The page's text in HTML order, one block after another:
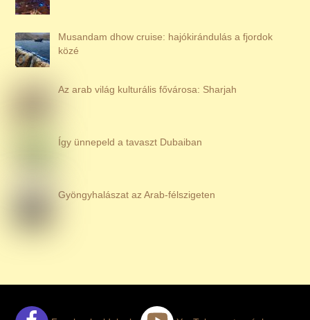
Musandam dhow cruise: hajókirándulás a fjordok
közé
Az arab világ kulturális fővárosa: Sharjah
Így ünnepeld a tavaszt Dubaiban
Gyöngyhalászat az Arab-félszigeten